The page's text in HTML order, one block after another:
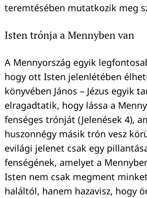
teremtésében mutatkozik meg
Isten trónja a Mennyben van
A Mennyország egyik
hogy ott Isten jelenlétében
könyvében János – Jézus egyik
elragadtatik, hogy lássa a
fenséges trónját (Jelenések 4),
huszonnégy másik trón vesz
evilági jelenet csak egy
fenségének, amelyet a
Isten nem csak megment
haláltól, hanem hazavisz, hogy